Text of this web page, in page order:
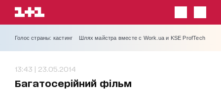
Голос страны: кастинг Шлях майстра вместе с Work.ua и KSE ProfTech
13:43 | 23.05.2014
Багатосерійний фільм